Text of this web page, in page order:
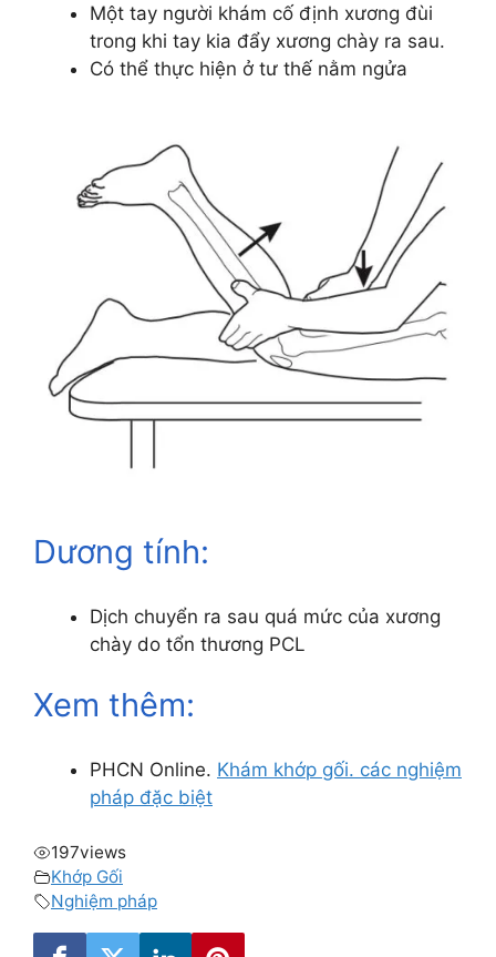
Một tay người khám cố định xương đùi
trong khi tay kia đẩy xương chày ra sau.
Có thể thực hiện ở tư thế nằm ngửa
Dương tính:
Dịch chuyển ra sau quá mức của xương
chày do tổn thương PCL
Xem thêm:
PHCN Online. Khám khớp gối. các nghiệm
pháp đặc biệt
197views
Khớp Gối
Nghiệm pháp